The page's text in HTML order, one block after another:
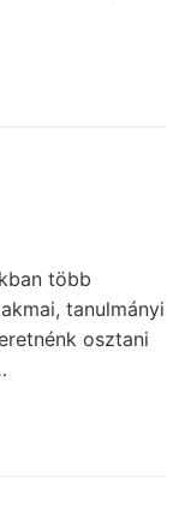
több
tanulmányi
osztani